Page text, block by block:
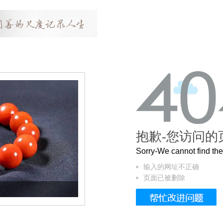
这个3.2米的长卷，还原了600岁的紫禁城
抱歉-您访问的
Sorry-We cannot find
输入的网址不正确
页面已被删除